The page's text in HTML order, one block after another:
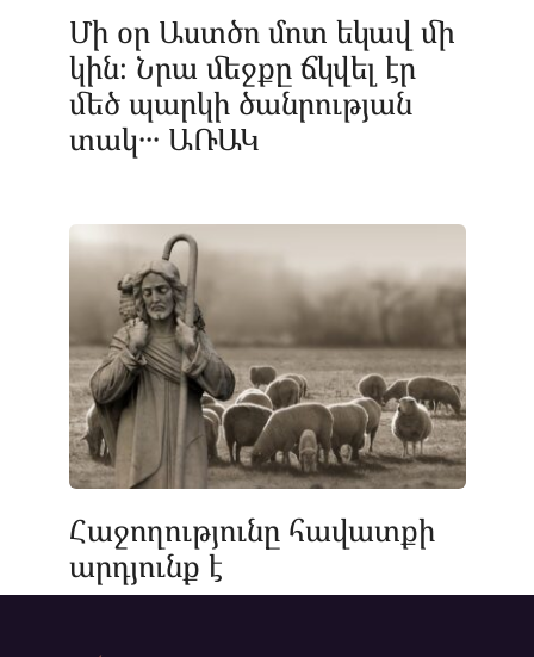
Մի օր Աստծո մոտ եկավ մի
կին։ Նրա մեջքը ճկվել էր
մեծ պարկի ծանրության
տակ․․․ ԱՌԱԿ
Հաջողությունը հավատքի
արդյունք է